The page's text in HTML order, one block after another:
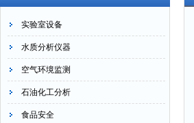
实验室设备
水质分析仪器
空气环境监测
石油化工分析
食品安全